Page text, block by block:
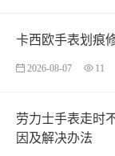
卡西欧手表划痕
2026-08-07 11
劳力士手表走时
因及解决办法